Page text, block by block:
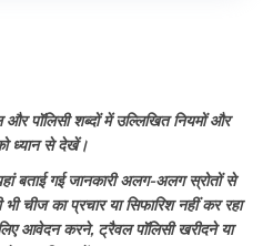
एलिजिबिलिटी,
फीस
हुआ सामान
फ्री देश
पॉलिसी शब्दों में उल्लिखित नियमों और
ध्यान से देखें।
बताई गई जानकारी अलग-अलग स्रोतों से
चीज का प्रचार या सिफारिश नहीं कर रहा
आवेदन करने, ट्रैवल पॉलिसी खरीदने या